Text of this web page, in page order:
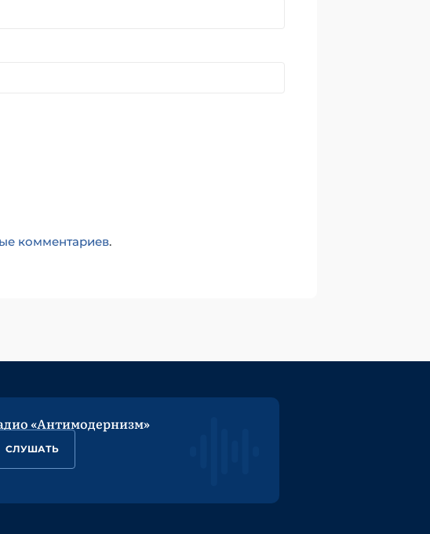
комментариев.
«Антимодернизм»
СЛУШАТЬ